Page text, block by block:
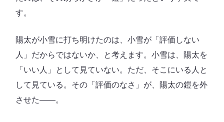
す。
陽太が小雪に打ち明けたのは、小雪が「評価しない
人」だからではないか、と考えます。小雪は、陽太を
「いい人」として見ていない。ただ、そこにいる人と
して見ている。その「評価のなさ」が、陽太の鎧を外
させた――。